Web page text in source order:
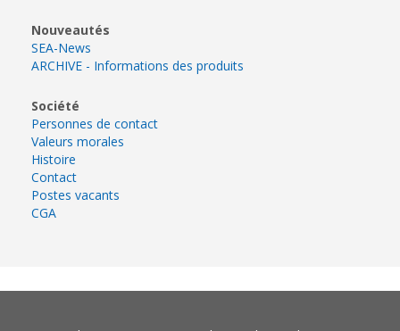
Nouveautés
SEA-News
ARCHIVE - Informations des produits
Société
Personnes de contact
Valeurs morales
Histoire
Contact
Postes vacants
CGA